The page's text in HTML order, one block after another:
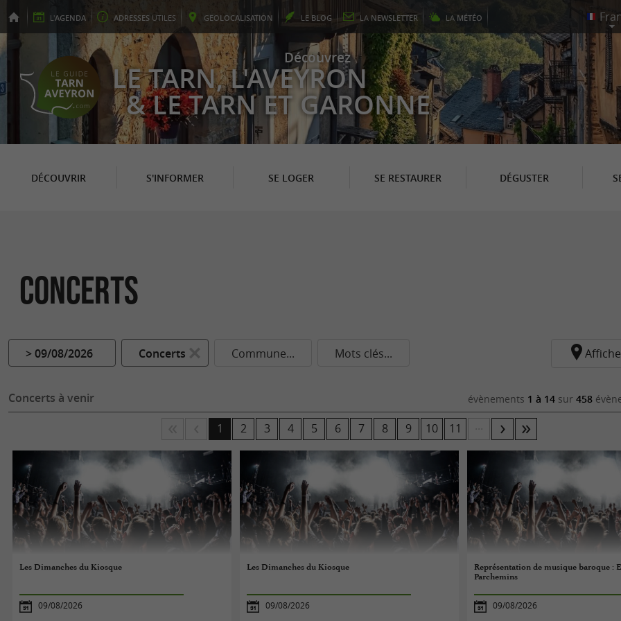
L'AGENDA ADRESSES UTILES GEOLOCALISATION LE BLOG LA NEWSLETTER LA MÉTÉO
Découvrez
LE TARN, L'AVEYRON
& LE TARN ET GARONNE
DÉCOUVRIR S'INFORMER SE LOGER SE RESTAURER DÉGUSTER
Concerts
> 09/08/2026 Concerts Commune... Mots clés...
Concerts à venir évènements 1 à 14 sur 458
1 2 3 4 5 6 7 8 9 10 11
Les Dimanches du Kiosque
09/08/2026
Les Dimanches du Kiosque
09/08/2026
Représentation de musique baroque :
Parchemins
09/08/2026